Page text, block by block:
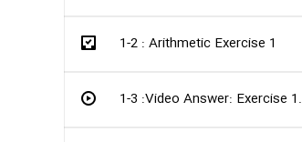
1-2 : Arithmetic Exercise 1
1-3 :Video Answer: Exercise 1.